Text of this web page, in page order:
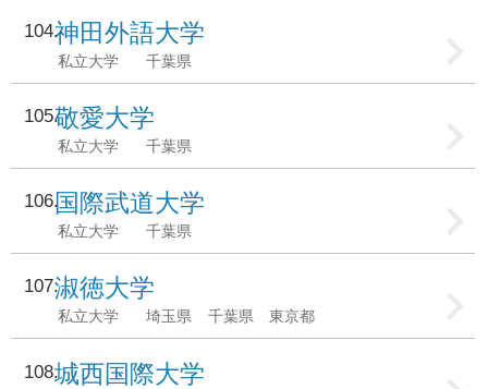
104神田外語大学
私立大学 千葉県
105敬愛大学
私立大学 千葉県
106国際武道大学
私立大学 千葉県
107淑徳大学
私立大学 埼玉県 千葉県 東京都
108城西国際大学